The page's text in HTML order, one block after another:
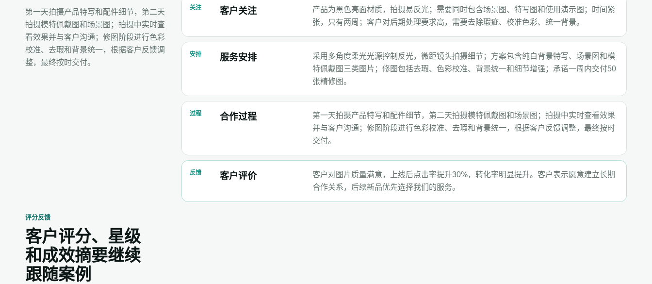
第一天拍摄产品特写和配件细节，第二天
拍摄模特佩戴图和场景图；拍摄中实时查
看效果并与客户沟通；修图阶段进行色彩
校准、去瑕和背景统一，根据客户反馈调
整，最终按时交付。
关注 客户关注
产品为黑色亮面材质，拍摄易反光；需要同时包含场景图、特写图和使用演示图；时间紧
张，只有两周；客户对后期处理要求高，需要去除瑕疵、校准色彩、统一背景。
安排 服务安排
采用多角度柔光光源控制反光，微距镜头拍摄细节；方案包含纯白背景特写、场景图和模
特佩戴图三类图片；修图包括去瑕、色彩校准、背景统一和细节增强；承诺一周内交付50
张精修图。
过程 合作过程
第一天拍摄产品特写和配件细节，第二天拍摄模特佩戴图和场景图；拍摄中实时查看效果
并与客户沟通；修图阶段进行色彩校准、去瑕和背景统一，根据客户反馈调整，最终按时
交付。
反馈 客户评价
客户对图片质量满意，上线后点击率提升30%，转化率明显提升。客户表示愿意建立长期
合作关系，后续新品优先选择我们的服务。
评分反馈
客户评分、星级
和成效摘要继续
跟随案例